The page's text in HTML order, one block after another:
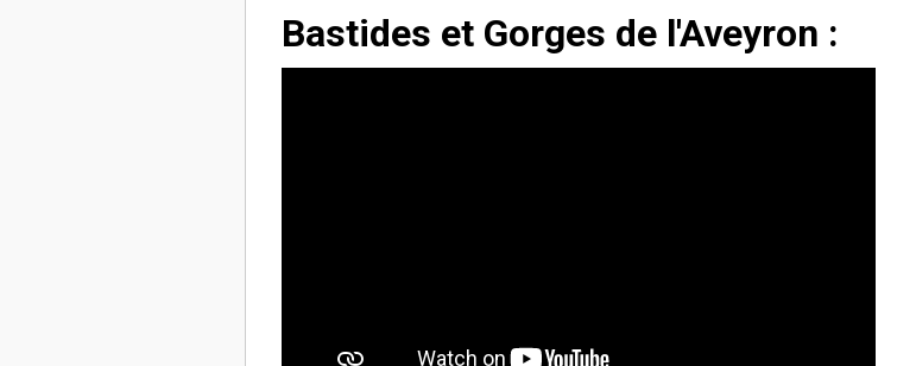
Bastides et Gorges de l'Aveyron :